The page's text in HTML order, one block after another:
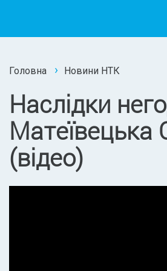
Головна Новини НТК
Наслідки
Матеївецька
(відео)